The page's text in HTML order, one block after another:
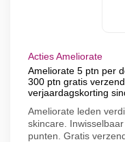
Acties Ameliorate
Ameliorate 5 ptn per
300 ptn gratis
verjaardagskorting
Ameliorate leden
skincare.
punten. Gratis